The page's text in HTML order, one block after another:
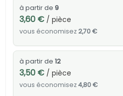
à partir de 9
3,60 €/ pièce
vous économisez2,70 €
à partir de 12
3,50 €/ pièce
vous économisez4,80 €